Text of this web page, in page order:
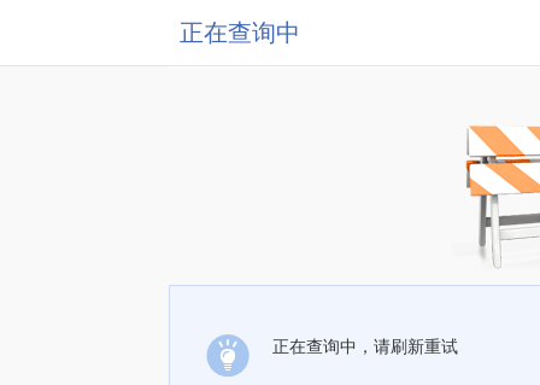
正在查询中
正在查询中，请刷新重试